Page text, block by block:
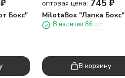
₽
Бокс"
оптовая цена: 745 ₽
MilotaBox "Лапка Бокс"
В наличии 86 шт.
В корзину